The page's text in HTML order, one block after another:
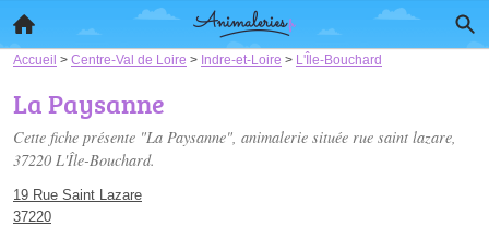
Accueil > Centre-Val de Loire > Indre-et-Loire > L'Île-Bouchard
La Paysanne
Cette fiche présente "La Paysanne", animalerie située rue saint lazare,
37220 L'Île-Bouchard.
19 Rue Saint Lazare
37220